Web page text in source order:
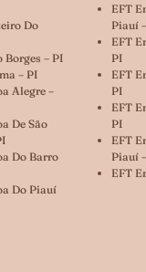
Do
Borges – PI
– PI
Alegre –
De São
Do Barro
Do Piauí
EFT
Piauí
EFT
PI
EFT
PI
EFT
PI
EFT
Piauí
EFT